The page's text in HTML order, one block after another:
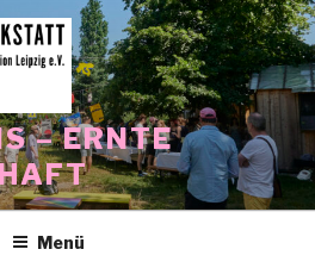
– ERNTE
Menü